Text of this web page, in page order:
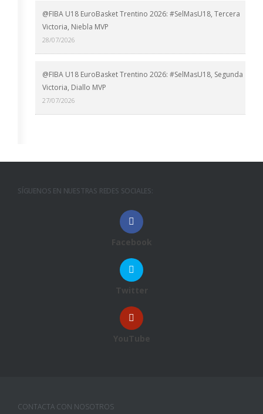
@FIBA U18 EuroBasket Trentino 2026: #SelMasU18, Tercera
Victoria, Niebla MVP
28/07/2026
@FIBA U18 EuroBasket Trentino 2026: #SelMasU18, Segunda
Victoria, Diallo MVP
27/07/2026
SÍGUENOS EN NUESTRAS REDES SOCIALES:
Facebook
Twitter
YouTube
CONTACTA CON NOSOTROS